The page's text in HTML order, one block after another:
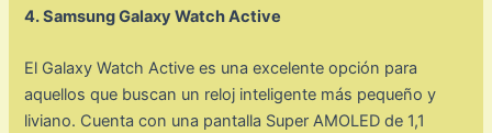
4. Samsung Galaxy Watch Active
El Galaxy Watch Active es una excelente opción para
aquellos que buscan un reloj inteligente más pequeño y
liviano. Cuenta con una pantalla Super AMOLED de 1,1